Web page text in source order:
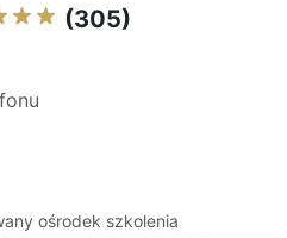
(305)
ośrodek szkolenia